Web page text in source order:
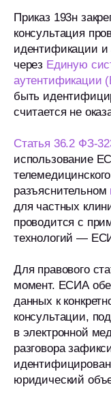
Приказ 193н
консультация
идентификации и
через Единую
аутентификации
быть
считается не
Статья 36.2 ФЗ-
использование
разъяснительном
для частных
проводится с
технологий —
Для правового
момент. ЕСИА
данных к
консультации,
в электронной
разговора
юридический